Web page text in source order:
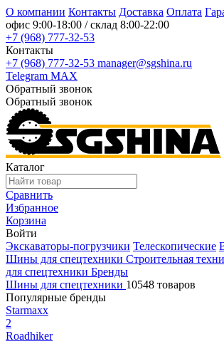
О компании Контакты Доставка Оплата
офис 9:00-18:00 / склад 8:00-22:00
+7 (968) 777-32-53
Контакты
+7 (968) 777-32-53 manager@sgshina.ru
Telegram MAX
Обратный звонок
Обратный звонок
Каталог
Сравнить
Избранное
Корзина
Войти
Экскаваторы-погрузчики Телескопические
Шины для спецтехники Строительная
для спецтехники Бренды
Шины для спецтехники 10548 товаров
Популярные бренды
Starmaxx
2
Roadhiker